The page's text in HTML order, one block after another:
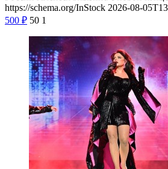
https://schema.org/InStock 2026-08-
500 ₽ 50 1